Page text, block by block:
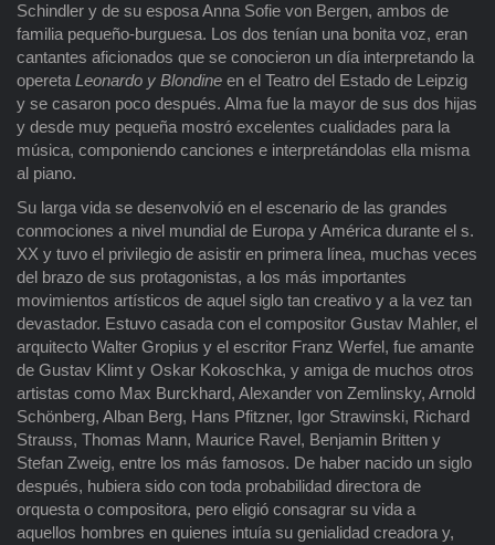
Schindler y de su esposa Anna Sofie von Bergen, ambos de
familia pequeño-burguesa. Los dos tenían una bonita voz, eran
cantantes aficionados que se conocieron un día interpretando la
opereta Leonardo y Blondine en el Teatro del Estado de Leipzig
y se casaron poco después. Alma fue la mayor de sus dos hijas
y desde muy pequeña mostró excelentes cualidades para la
música, componiendo canciones e interpretándolas ella misma
al piano.
Su larga vida se desenvolvió en el escenario de las grandes
conmociones a nivel mundial de Europa y América durante el s.
XX y tuvo el privilegio de asistir en primera línea, muchas veces
del brazo de sus protagonistas, a los más importantes
movimientos artísticos de aquel siglo tan creativo y a la vez tan
devastador. Estuvo casada con el compositor Gustav Mahler, el
arquitecto Walter Gropius y el escritor Franz Werfel, fue amante
de Gustav Klimt y Oskar Kokoschka, y amiga de muchos otros
artistas como Max Burckhard, Alexander von Zemlinsky, Arnold
Schönberg, Alban Berg, Hans Pfitzner, Igor Strawinski, Richard
Strauss, Thomas Mann, Maurice Ravel, Benjamin Britten y
Stefan Zweig, entre los más famosos. De haber nacido un siglo
después, hubiera sido con toda probabilidad directora de
orquesta o compositora, pero eligió consagrar su vida a
aquellos hombres en quienes intuía su genialidad creadora y,